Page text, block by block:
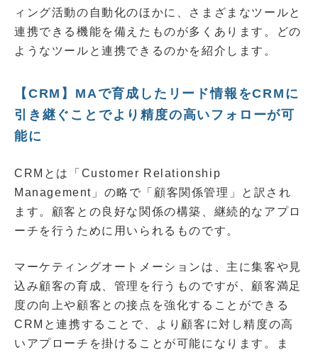
ィング活動の自動化のほかに、さまざまなツールと
連携できる機能を備えたものが多くあります。どの
ようなツールと連携できるのかを紹介します。
【CRM】MAで育成したリード情報をCRMに
引き継ぐことでより精度の高いフォローが可
能に
CRMとは「Customer Relationship
Management」の略で「顧客関係管理」と訳され
ます。顧客との良好な関係の構築、継続的なアプロ
ーチを行うために用いられるものです。
マーケティングオートメーションは、主に集客や見
込み顧客の育成、管理を行うものですが、顧客満足
度の向上や顧客との接点を強化することができる
CRMと連携することで、より顧客に対し精度の高
いアプローチを掛けることが可能になります。ま